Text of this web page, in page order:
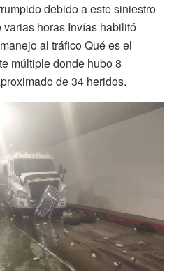
debido a este siniestro
horas Invías habilitó
al tráfico Qué es el
múltiple donde hubo 8
de 34 heridos.